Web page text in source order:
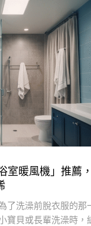
室暖風機」推薦
了洗澡前脫衣服的那
寶貝或長輩洗澡時，